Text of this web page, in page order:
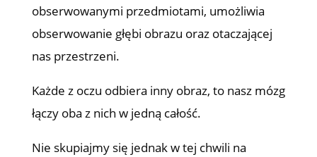
obserwowanymi przedmiotami, umożliwia
obserwowanie głębi obrazu oraz otaczającej
nas przestrzeni.
Każde z oczu odbiera inny obraz, to nasz mózg
łączy oba z nich w jedną całość.
Nie skupiajmy się jednak w tej chwili na